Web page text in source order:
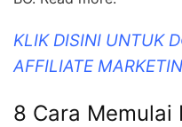
KLIK DISINI UNTUK
AFFILIATE
8 Cara Memulai